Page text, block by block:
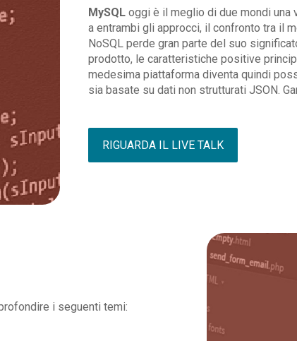
MySQL oggi è il meglio di due mondi
a entrambi gli approcci, il confronto tra il
NoSQL perde gran parte del suo
prodotto, le caratteristiche positive
medesima piattaforma diventa quindi
sia basate su dati non strutturati JSON.
RIGUARDA IL LIVE TALK
i seguenti temi: